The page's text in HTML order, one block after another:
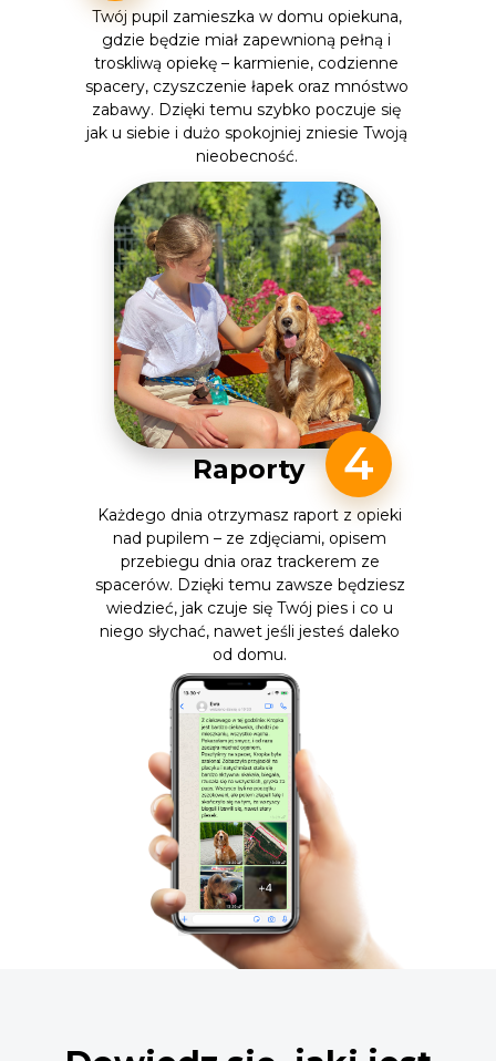
Twój pupil zamieszka w domu opiekuna,
gdzie będzie miał zapewnioną pełną i
troskliwą opiekę – karmienie, codzienne
spacery, czyszczenie łapek oraz mnóstwo
zabawy. Dzięki temu szybko poczuje się
jak u siebie i dużo spokojniej zniesie Twoją
nieobecność.
Każdego dnia otrzymasz raport z opieki
nad pupilem – ze zdjęciami, opisem
przebiegu dnia oraz trackerem ze
spacerów. Dzięki temu zawsze będziesz
wiedzieć, jak czuje się Twój pies i co u
niego słychać, nawet jeśli jesteś daleko
od domu.
Raporty 4